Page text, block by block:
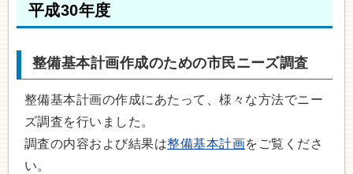
平成30年度
整備基本計画作成のための市民ニーズ調査
整備基本計画の作成にあたって、様々な方法でニー
ズ調査を行いました。
調査の内容および結果は整備基本計画をご覧くださ
い。